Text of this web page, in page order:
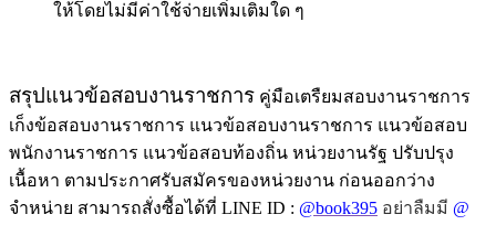
ให้โดยไม่มีค่าใช้จ่ายเพิ่มเติมใด ๆ
สรุปแนวข้อสอบงานราชการ คู่มือเตรืยมสอบงานราชการ
เก็งข้อสอบงานราชการ แนวข้อสอบงานราชการ แนวข้อสอบ
พนักงานราชการ แนวข้อสอบท้องถิ่น หน่วยงานรัฐ ปรับปรุง
เนื้อหา ตามประกาศรับสมัครของหน่วยงาน ก่อนออกว่าง
จำหน่าย สามารถสั่งซื้อได้ที่ LINE ID : @book395 อย่าลืมมี @